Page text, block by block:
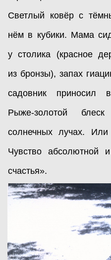
Светлый ковёр с
нём в кубики. Мама
у столика (красное
из бронзы), запах
садовник приносил
Рыже-золотой
солнечных лучах.
Чувство абсолютной
счастья».